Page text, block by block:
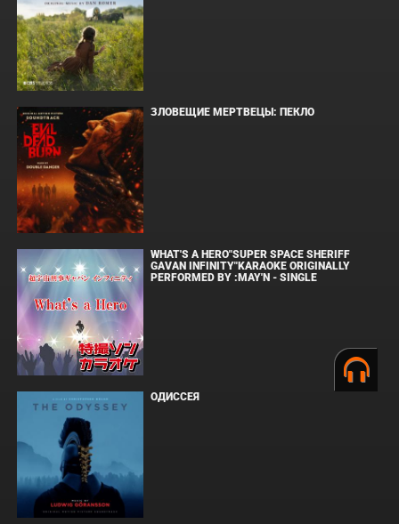
ЗЛОВЕЩИЕ МЕРТВЕЦЫ: ПЕКЛО
WHAT'S A HERO"SUPER SPACE SHERIFF
GAVAN INFINITY"KARAOKE ORIGINALLY
PERFORMED BY :MAY'N - SINGLE
ОДИССЕЯ